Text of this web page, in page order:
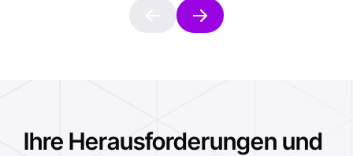
Ihre Herausforderungen und